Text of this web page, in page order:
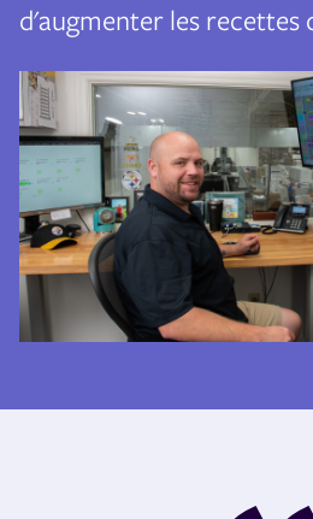
d'augmenter les recettes